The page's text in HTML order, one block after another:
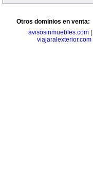
Otros dominios en venta:
avisosinmuebles.com
viajaralexterior.com|